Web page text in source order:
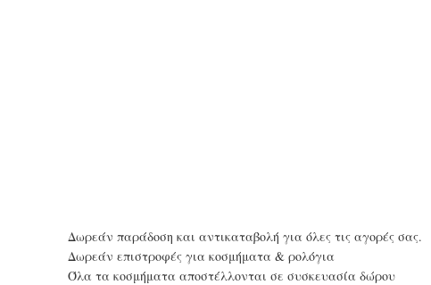
Δωρεάν παράδοση και αντικαταβολή για όλες τις αγορές σας.
Δωρεάν επιστροφές για κοσμήματα & ρολόγια
Όλα τα κοσμήματα αποστέλλονται σε συσκευασία δώρου